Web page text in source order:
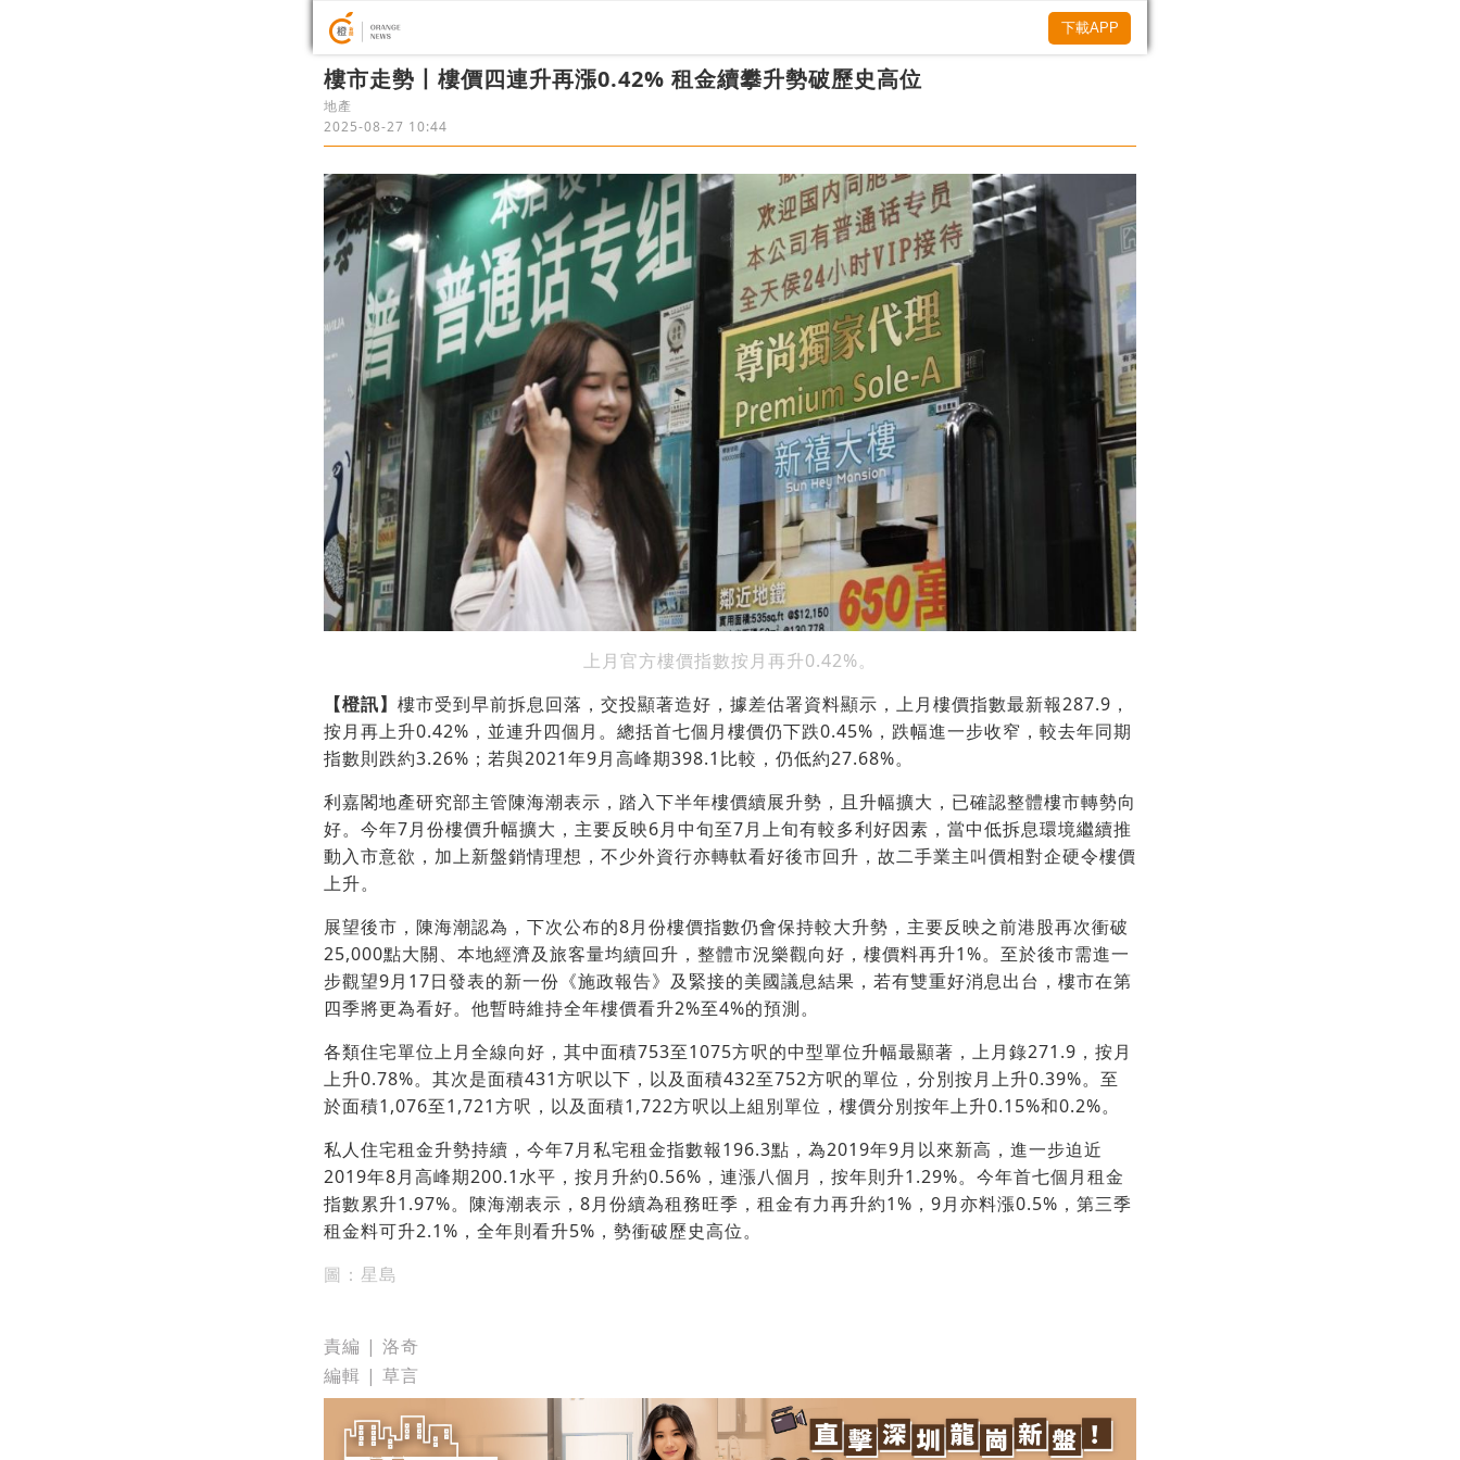
樓市走勢丨樓價四連升再漲0.42% 租金續攀升勢破歷史高位
地產
2025-08-27 10:44
上月官方樓價指數按月再升0.42%。
【橙訊】 樓市受到早前拆息回落，交投顯著造好，據差估署資料顯示，上月樓價指數最新報287.9，
按月再上升0.42%，並連升四個月。總括首七個月樓價仍下跌0.45%，跌幅進一步收窄，較去年同期
指數則跌約3.26%；若與2021年9月高峰期398.1比較，仍低約27.68%。
利嘉閣地產研究部主管陳海潮表示，踏入下半年樓價續展升勢，且升幅擴大，已確認整體樓市轉勢向
好。今年7月份樓價升幅擴大，主要反映6月中旬至7月上旬有較多利好因素，當中低拆息環境繼續推
動入市意欲，加上新盤銷情理想，不少外資行亦轉軚看好後市回升，故二手業主叫價相對企硬令樓價
上升。
展望後市，陳海潮認為，下次公布的8月份樓價指數仍會保持較大升勢，主要反映之前港股再次衝破
25,000點大關、本地經濟及旅客量均續回升，整體市況樂觀向好，樓價料再升1%。至於後市需進一
步觀望9月17日發表的新一份《施政報告》及緊接的美國議息結果，若有雙重好消息出台，樓市在第
四季將更為看好。他暫時維持全年樓價看升2%至4%的預測。
各類住宅單位上月全線向好，其中面積753至1075方呎的中型單位升幅最顯著，上月錄271.9，按月
上升0.78%。其次是面積431方呎以下，以及面積432至752方呎的單位，分別按月上升0.39%。至
於面積1,076至1,721方呎，以及面積1,722方呎以上組別單位，樓價分別按年上升0.15%和0.2%。
私人住宅租金升勢持續，今年7月私宅租金指數報196.3點，為2019年9月以來新高，進一步迫近
2019年8月高峰期200.1水平，按月升約0.56%，連漲八個月，按年則升1.29%。今年首七個月租金
指數累升1.97%。陳海潮表示，8月份續為租務旺季，租金有力再升約1%，9月亦料漲0.5%，第三季
租金料可升2.1%，全年則看升5%，勢衝破歷史高位。
圖：星島
責編 | 洛奇
編輯 | 草言
下載APP